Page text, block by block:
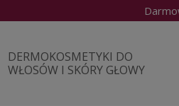
DERMOKOSMETYKI DO
WŁOSÓW I SKÓRY GŁOWY